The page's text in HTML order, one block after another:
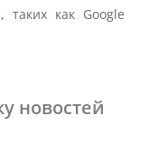
как Google
новостей